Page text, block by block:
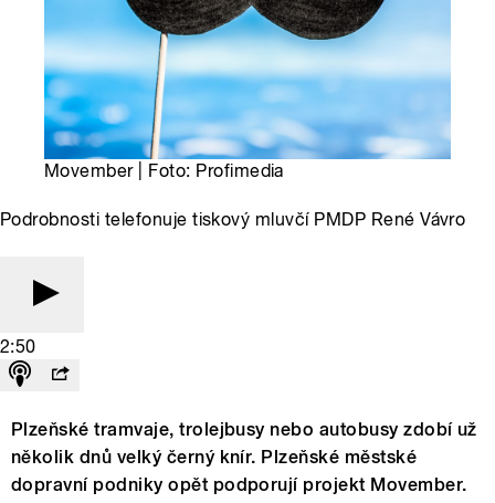
Movember | Foto: Profimedia
Podrobnosti telefonuje tiskový mluvčí PMDP René Vávro
2:50
Plzeňské tramvaje, trolejbusy nebo autobusy zdobí už
několik dnů velký černý knír. Plzeňské městské
dopravní podniky opět podporují projekt Movember.